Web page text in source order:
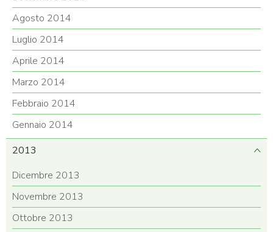
Agosto 2014
Luglio 2014
Aprile 2014
Marzo 2014
Febbraio 2014
Gennaio 2014
2013
Dicembre 2013
Novembre 2013
Ottobre 2013